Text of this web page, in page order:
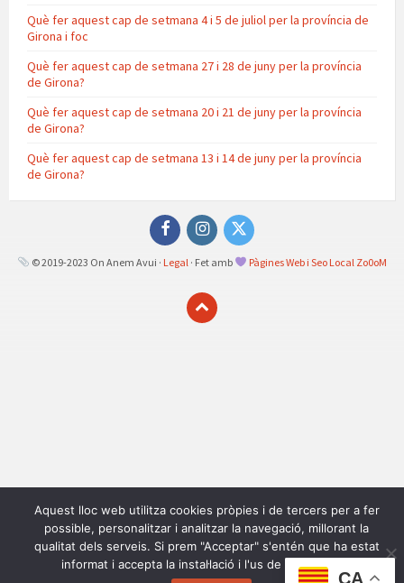
Què fer aquest cap de setmana 4 i 5 de juliol per la província de
Girona i foc
Què fer aquest cap de setmana 27 i 28 de juny per la província
de Girona?
Què fer aquest cap de setmana 20 i 21 de juny per la província
de Girona?
Què fer aquest cap de setmana 13 i 14 de juny per la província
de Girona?
FacebookInstagramTwitter
© 2019-2023 On Anem Avui · Legal · Fet amb Pàgines Web i Seo Local Zo0oM
CA
Aquest lloc web utilitza cookies pròpies i de tercers per a fer
possible, personalitzar i analitzar la navegació, millorant la
qualitat dels serveis. Si prem "Acceptar" s'entén que ha estat
informat i accepta la instal·lació i l'us de les cookies.